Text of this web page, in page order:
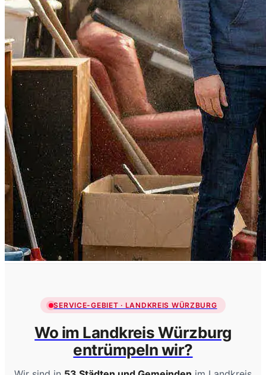
SERVICE-GEBIET · LANDKREIS WÜRZBURG
Wo im Landkreis Würzburg
entrümpeln wir?